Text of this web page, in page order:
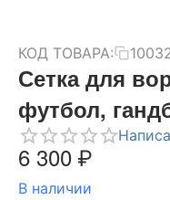
КОД ТОВАРА:
Сетка для
футбол,
6 300₽
В наличии